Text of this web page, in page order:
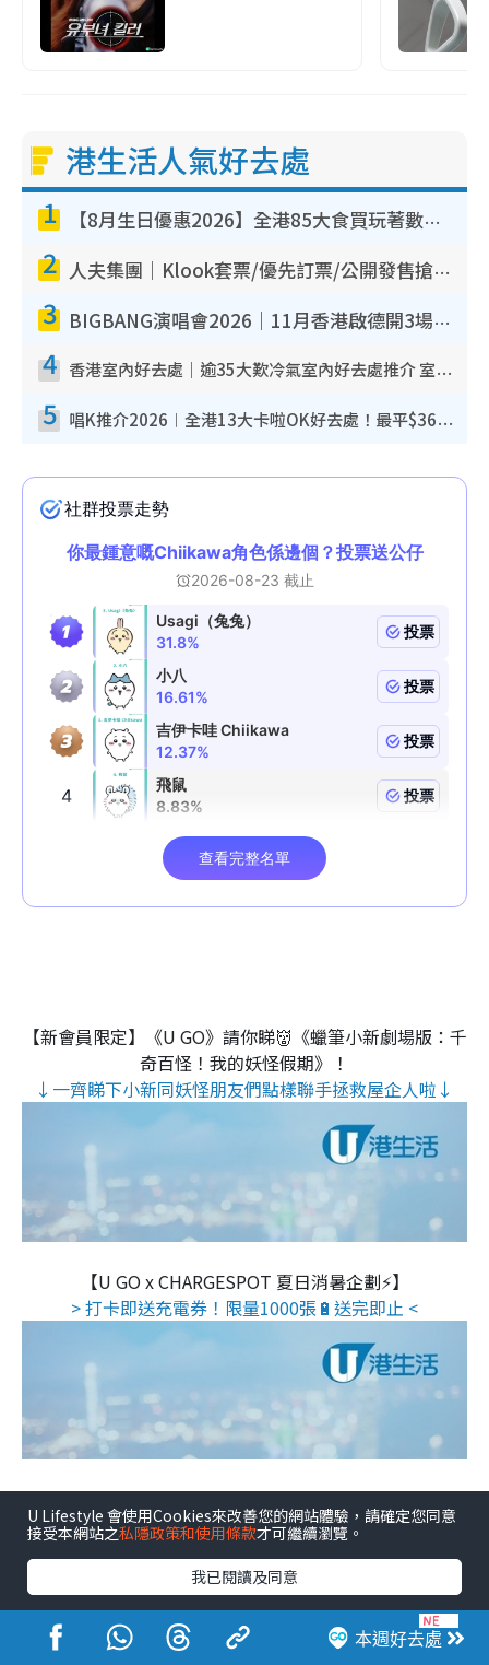
港生活人氣好去處
1 【8月生日優惠2026】全港85大食買玩著數攻略 自助餐/火鍋放題同行免費＋誠品/DONKI送現金券
2 人夫集團｜Klook套票/優先訂票/公開發售搶飛攻略！附票價.購票連結.場地座位表
3 BIGBANG演唱會2026｜11月香港啟德開3場！實名制VIP申請、優先購票攻略
4 香港室內好去處｜逾35大歎冷氣室內好去處推介 室內活動免費避雨無懼落雨
5 唱K推介2026︱全港13大卡啦OK好去處！最平$36起 日文K都有！(附地址+收費詳情)
【新會員限定】《U GO》請你睇👹《蠟筆小新劇場版：千
奇百怪！我的妖怪假期》！
↓一齊睇下小新同妖怪朋友們點樣聯手拯救屋企人啦↓
【U GO x CHARGESPOT 夏日消暑企劃⚡】
> 打卡即送充電券！限量1000張🔋送完即止 <
本週好去處
U Lifestyle 會使用Cookies來改善您的網站體驗，請確定您同意
接受本網站之私隱政策和使用條款才可繼續瀏覽。
我已閱讀及同意